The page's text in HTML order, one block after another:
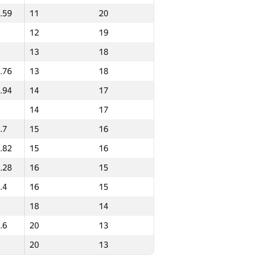
11
20
12
19
13
18
13
18
14
17
14
17
15
16
15
16
16
15
16
15
18
14
20
13
20 13
0
288
0
386
0
366
1
30
1
30
2
29
2
29
3
28
3
28
4
27
4
27
5
26
5
26